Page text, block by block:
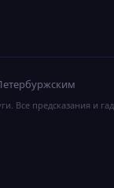
Все предсказания и